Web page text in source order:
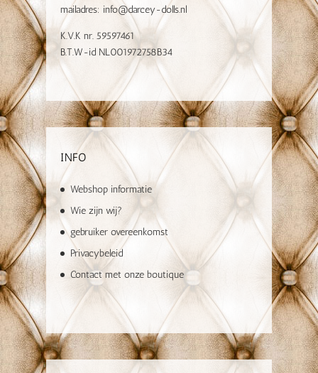
mailadres: info@darcey-dolls.nl
K.V.K nr. 59597461
B.T.W-id NL001972758B34
INFO
Webshop informatie
Wie zijn wij?
gebruiker overeenkomst
Privacybeleid
Contact met onze boutique